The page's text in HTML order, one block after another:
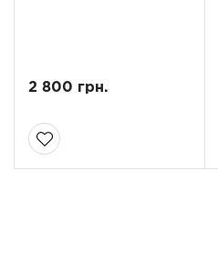
2 800 грн.